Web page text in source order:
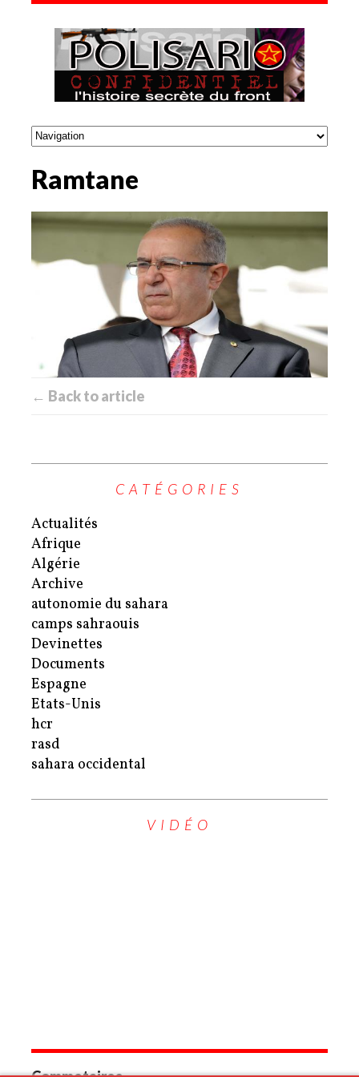
Ramtane
← Back to article
CATÉGORIES
Actualités
Afrique
Algérie
Archive
autonomie du sahara
camps sahraouis
Devinettes
Documents
Espagne
Etats-Unis
hcr
rasd
sahara occidental
VIDÉO